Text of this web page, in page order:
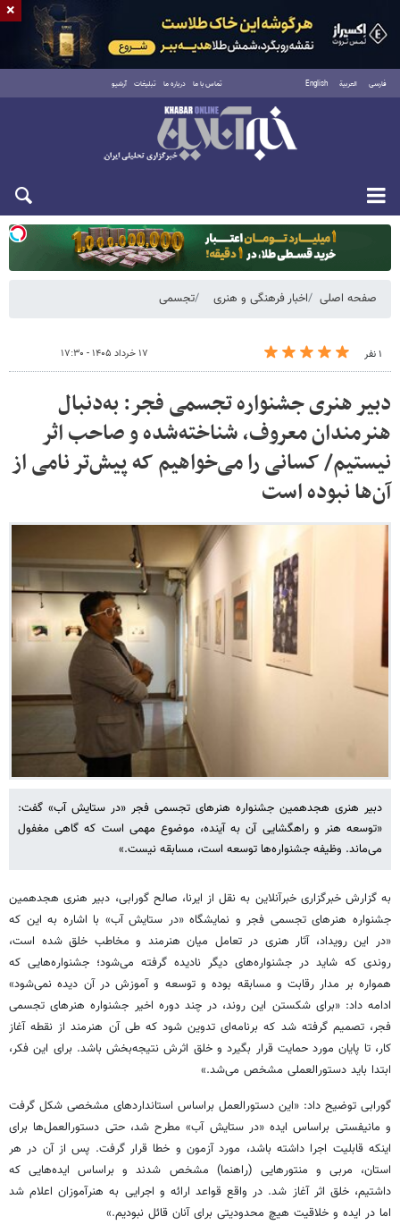
فارسی العربية English تماس با ما درباره ما تبلیغات آرشیو
یکشنبه ۱۸ مرداد ۱۴۰۵
صفحه اصلی اخبار فرهنگی و هنری تجسمی
۱ نفر ۱۷ خرداد ۱۴۰۵ - ۱۷:۳۰
دبیر هنری جشنواره تجسمی فجر: به‌دنبال
هنرمندان معروف، شناخته‌شده و صاحب اثر
نیستیم/ کسانی را می‌خواهیم که پیش‌تر نامی از
آن‌ها نبوده است
دبیر هنری هجدهمین جشنواره هنرهای تجسمی فجر «در ستایش آب» گفت:
«توسعه هنر و راهگشایی آن به آینده، موضوع مهمی است که گاهی مغفول
می‌ماند. وظیفه جشنواره‌ها توسعه است، مسابقه نیست.»
به گزارش خبرگزاری خبرآنلاین به نقل از ایرنا، صالح گورابی، دبیر هنری هجدهمین
جشنواره هنرهای تجسمی فجر و نمایشگاه «در ستایش آب» با اشاره به این که
«در این رویداد، آثار هنری در تعامل میان هنرمند و مخاطب خلق شده است،
روندی که شاید در جشنواره‌های دیگر نادیده گرفته می‌شود؛ جشنواره‌هایی که
همواره بر مدار رقابت و مسابقه‌ بوده و توسعه و آموزش در آن دیده نمی‌شود»
ادامه داد: «برای شکستن این روند، در چند دوره اخیر جشنواره هنرهای تجسمی
فجر، تصمیم گرفته شد که برنامه‌ای تدوین شود که طی آن هنرمند از نقطه آغاز
کار، تا پایان مورد حمایت قرار بگیرد و خلق اثرش نتیجه‌بخش باشد. برای این فکر،
ابتدا باید دستورالعملی مشخص می‌شد.»
گورابی توضیح داد: «این دستورالعمل براساس استانداردهای مشخصی شکل گرفت
و مانیفستی براساس ایده «در ستایش آب» مطرح شد، حتی دستورالعمل‌ها برای
اینکه قابلیت‌ اجرا داشته باشد، مورد آزمون و خطا قرار گرفت. پس از آن در هر
استان، مربی و منتورهایی (راهنما) مشخص شدند و براساس ایده‌هایی که
داشتیم، خلق اثر آغاز شد. در واقع قواعد ارائه و اجرایی به هنرآموزان اعلام شد
اما در ایده و خلاقیت هیچ محدودیتی برای آنان قائل نبودیم.»
×